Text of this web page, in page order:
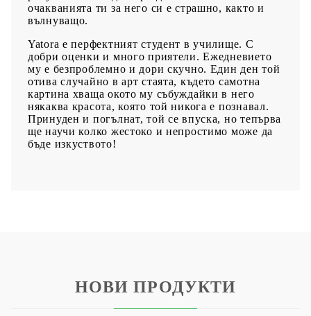
очакванията ти за него си е страшно, както и
вълнуващо.
Yatora е перфектният студент в училище. С
добри оценки и много приятели. Ежедневието
му е безпроблемно и дори скучно. Един ден той
отива случайно в арт стаята, където самотна
картина хваща окото му събуждайки в него
някаква красота, която той никога е познавал.
Принуден и погълнат, той се впуска, но тепърва
ще научи колко жестоко и непростимо може да
бъде изкуството!
НОВИ ПРОДУКТИ